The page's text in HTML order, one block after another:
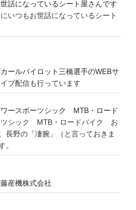
話になっているシート屋さんです
いつもお世話になっているシート
カールパイロット三橋選手のWEBサ
ブ配信も行っています
ースポーツシック MTB・ロード
ツシック MTB・ロードバイク お
長野の「凄腕」（と言っておきま
。
産機株式会社